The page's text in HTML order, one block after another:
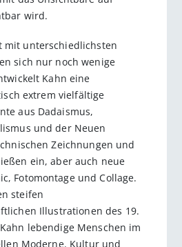
wird.
mit unterschiedlichsten
sich nur noch wenige
Kahn eine
extrem vielfältige
aus Dadaismus,
und der Neuen
Zeichnungen und
ein, aber auch neue
Fotomontage und Collage.
steifen
Illustrationen des 19.
lebendige Menschen im
Moderne. Kultur und